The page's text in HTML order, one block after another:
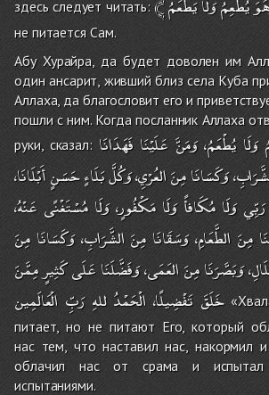
здесь следует читать:
не питается Сам.
Абу Хурайра, да будет доволен им
один ансарит, живший близ села Куба
Аллаха, да благословит его и
пошли с ним. Когда посланник Аллаха
руки, сказал:
وَلَا يُطْعَمُ، وَمَنَّ عَلَيْنَا فَهَدَانَا
وَكَسَانَامِنَالعُرْيِ،وَكُلَّبَلَاءٍحَسَنٍأَبْلَانَا،
رَبِّي وَلَا مُكَافأً وَلَا مَكْفُورٍ، وَلَا مُسْتَغْنًى عَنْهُ،
مِنَ الطَّعَامِ، وَسَقَانَا مِنَ الشَّرَابِ،وَكَسَانَا مِنَ
وَبَصَّرَنَامِنَالعَمَى،وَفَضَّلَنَاعَلَىكَثِيرٍمِمَّنَ
خَلَقَ تَفْضِيلًا، الْحَمْدُ للهِ رَبِّ الْعَالَمِين
питает, но не питают Его, который
нас тем, что наставил нас, накормил
облачил нас от срама и испытал
испытаниями.